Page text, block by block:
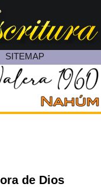
SITEMAP
de Dios